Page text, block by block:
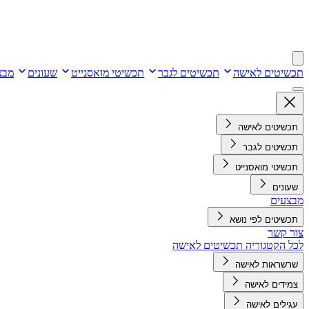
תכשיטים לאישה תכשיטים לגבר תכשיטי מואסנייט שעונים
תכשיטים לאישה
תכשיטים לגבר
תכשיטי מואסנייט
שעונים
מבצעים
תכשיטים לפי נושא
צור קשר
לכל הקטגוריה תכשיטים לאישה
שרשראות לאישה
צמידים לאישה
עגילים לאישה